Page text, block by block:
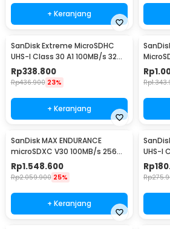
+ Keranjang
SanDisk Extreme MicroSDHC
UHS-I Class 30 A1 100MB/s 32GB
- SDSQXAF-GN6MN
Rp338.800
Rp436.900 23%
+ Keranjang
Rp
Rp
SanDisk MAX ENDURANCE
microSDXC V30 100MB/s 256GB
- SDSQQVR
Rp1.548.600
Rp2.059.900 25%
+ Keranjang
UHS-I
Rp
Rp